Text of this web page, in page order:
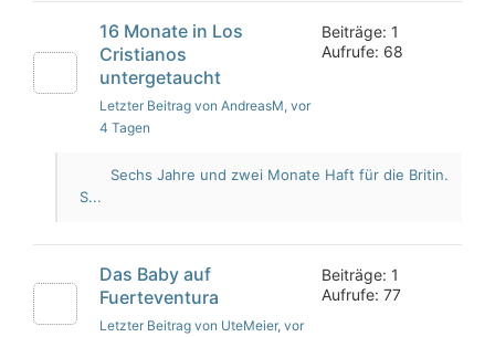
16 Monate in Los
Cristianos
untergetaucht
Letzter Beitrag von AndreasM, vor
4 Tagen
Beiträge: 1
Aufrufe: 68
Sechs Jahre und zwei Monate Haft für die Britin.
S...
Das Baby auf
Fuerteventura
Letzter Beitrag von UteMeier, vor
Beiträge: 1
Aufrufe: 77